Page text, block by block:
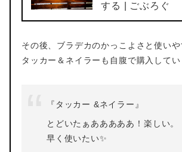
する | ごぶろぐ
その後、ブラデカのかっこよさと使いや
タッカー＆ネイラーも自腹で購入してい
『タッカー &ネイラー』
とどいたぁあああああ！楽しい。
早く使いたい✨